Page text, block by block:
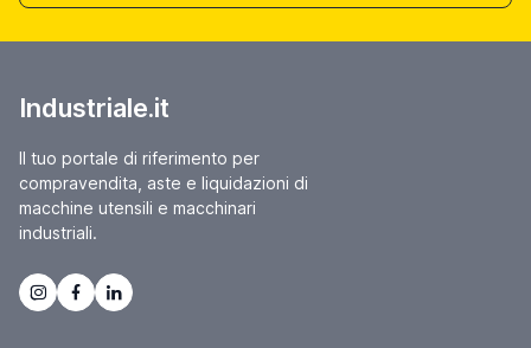
Industriale.it
Il tuo portale di riferimento per
compravendita, aste e liquidazioni di
macchine utensili e macchinari
industriali.